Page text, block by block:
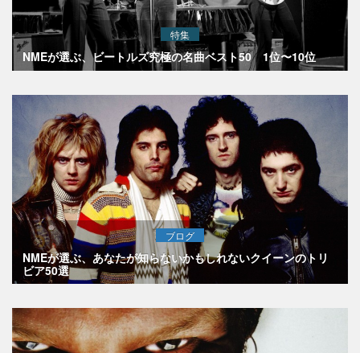
特集
NMEが選ぶ、ビートルズ究極の名曲ベスト50 1位〜10位
ブログ
NMEが選ぶ、あなたが知らないかもしれないクイーンのトリ
ビア50選